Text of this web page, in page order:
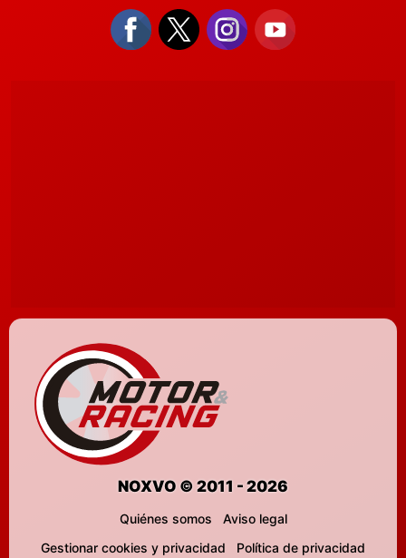
NOXVO © 2011 - 2026
Quiénes somos
Aviso legal
Gestionar cookies y privacidad
Política de privacidad